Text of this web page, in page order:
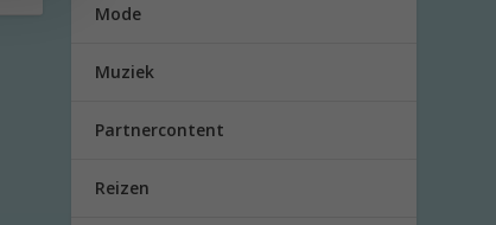
Mode
Muziek
Partnercontent
Reizen